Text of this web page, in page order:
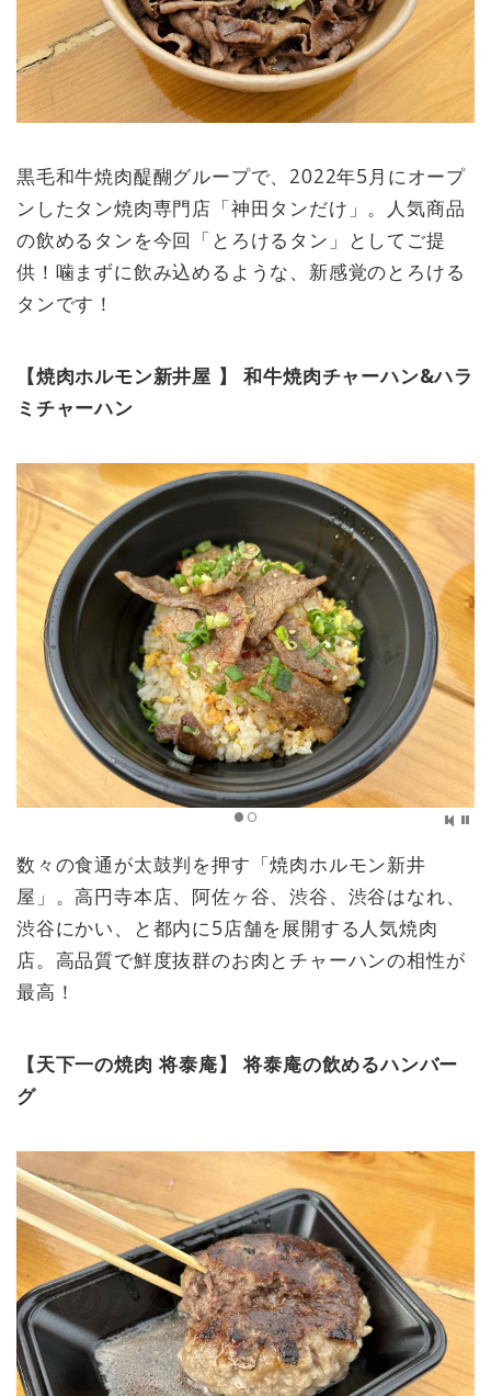
黒毛和牛焼肉醍醐グループで、2022年5月にオープ
ンしたタン焼肉専門店「神田タンだけ」。人気商品
の飲めるタンを今回「とろけるタン」としてご提
供！噛まずに飲み込めるような、新感覚のとろける
タンです！
【焼肉ホルモン新井屋 】 和牛焼肉チャーハン&ハラ
ミチャーハン
数々の食通が太鼓判を押す「焼肉ホルモン新井
屋」。高円寺本店、阿佐ヶ谷、渋谷、渋谷はなれ、
渋谷にかい、と都内に5店舗を展開する人気焼肉
店。高品質で鮮度抜群のお肉とチャーハンの相性が
最高！
【天下一の焼肉 将泰庵】 将泰庵の飲めるハンバー
グ